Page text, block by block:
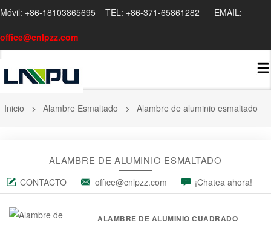
Móvil: +86-18103865695 TEL: +86-371-65861282 EMAIL:
office@cnlpzz.com
Inicio > Alambre Esmaltado > Alambre de aluminio esmaltado
ALAMBRE DE ALUMINIO ESMALTADO
CONTACTO office@cnlpzz.com ¡Chatea ahora!
ALAMBRE DE ALUMINIO CUADRADO